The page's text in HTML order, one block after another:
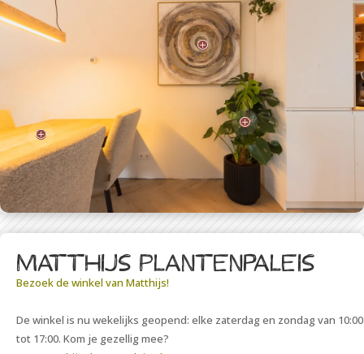
P
P
P
Matthijs Plantenpaleis
Bezoek de winkel van Matthijs!
De winkel is nu wekelijks geopend: elke zaterdag en zondag van 10:00
tot 17:00. Kom je gezellig mee?